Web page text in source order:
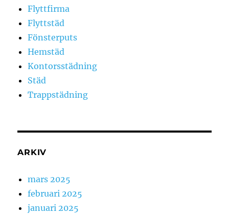
Flyttfirma
Flyttstäd
Fönsterputs
Hemstäd
Kontorsstädning
Städ
Trappstädning
ARKIV
mars 2025
februari 2025
januari 2025